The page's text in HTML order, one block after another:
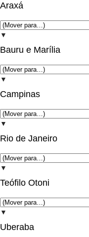
Araxá
▼
Bauru e Marília
▼
Campinas
▼
Rio de Janeiro
▼
Teófilo Otoni
▼
Uberaba